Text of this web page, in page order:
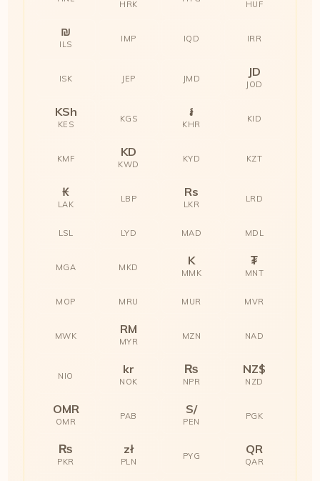
HRK HUF
₪
ILS
IMP IQD IRR
ISK JEP JMD JD
JOD
KSh
KES
KGS ៛
KHR
KID
KMF KD
KWD
KYD KZT
₭
LAK
LBP Rs
LKR
LRD
LSL LYD MAD MDL
MGA MKD K
MMK
₮
MNT
MOP MRU MUR MVR
MWK RM
MYR
MZN NAD
NIO kr
NOK
₨
NPR
NZ$
NZD
OMR
OMR
PAB S/
PEN
PGK
₨
PKR
zł
PLN
PYG QR
QAR